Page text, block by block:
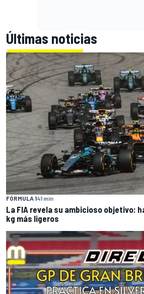
Últimas noticias
FÓRMULA 141 min
La FIA revela su ambicioso objetivo:
kg más ligeros